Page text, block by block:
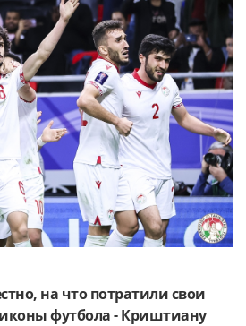
на что потратили свои
футбола - Криштиану